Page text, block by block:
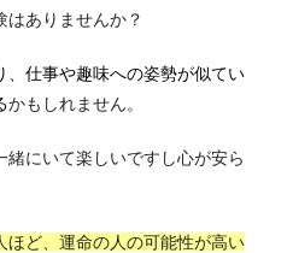
はありませんか？
、仕事や趣味への姿勢が似てい
かもしれません。
緒にいて楽しいですし心が安ら
ほど、運命の人の可能性が高い